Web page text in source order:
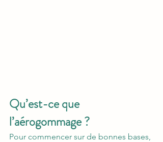
Qu’est-ce que
l’aérogommage ?
Pour commencer sur de bonnes bases,